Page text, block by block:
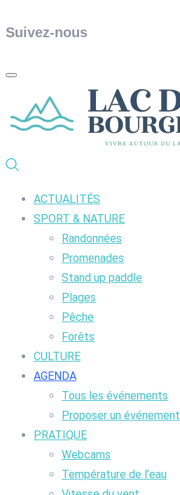
Suivez-nous
ACTUALITÉS
SPORT & NATURE
Randonnées
Promenades
Stand up paddle
Plages
Pêche
Forêts
CULTURE
AGENDA
Tous les événements
Proposer un événement
PRATIQUE
Webcams
Température de l’eau